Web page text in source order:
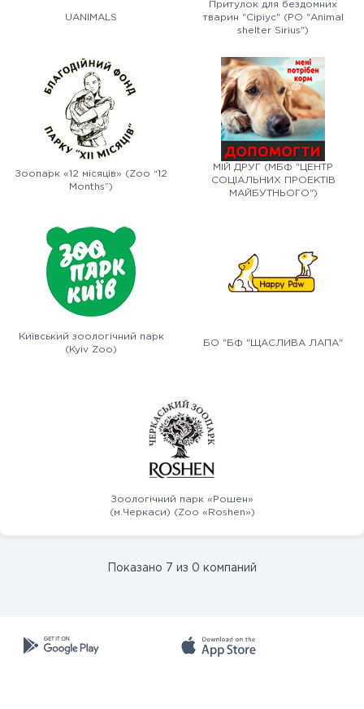
UANIMALS
Притулок для бездомних
тварин "Сіріус" (PO "Animal
shelter Sirius")
Зоопарк «12 місяців» (Zoo “12
Months”)
МІЙ ДРУГ (МБФ "ЦЕНТР
СОЦІАЛЬНИХ ПРОЕКТІВ
МАЙБУТНЬОГО")
Київський зоологічний парк
(Kyiv Zoo)
БО "БФ "ЩАСЛИВА ЛАПА"
Зоологічний парк «Рошен»
(м.Черкаси) (Zoo «Roshen»)
Показано 7 из 0 компаний